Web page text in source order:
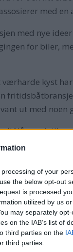
of your
the below opt-out
is processed
utilized by us
may separately
on the IAB’s list of
third parties on the
third parties.
med
med nye
for biler,
kyst
ut med noen
Nå ser vi
på det er
også har
Boats sier at